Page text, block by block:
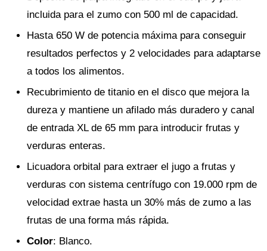
incluida para el zumo con 500 ml de capacidad.
Hasta 650 W de potencia máxima para conseguir
resultados perfectos y 2 velocidades para adaptarse
a todos los alimentos.
Recubrimiento de titanio en el disco que mejora la
dureza y mantiene un afilado más duradero y canal
de entrada XL de 65 mm para introducir frutas y
verduras enteras.
Licuadora orbital para extraer el jugo a frutas y
verduras con sistema centrífugo con 19.000 rpm de
velocidad extrae hasta un 30% más de zumo a las
frutas de una forma más rápida.
Color: Blanco.